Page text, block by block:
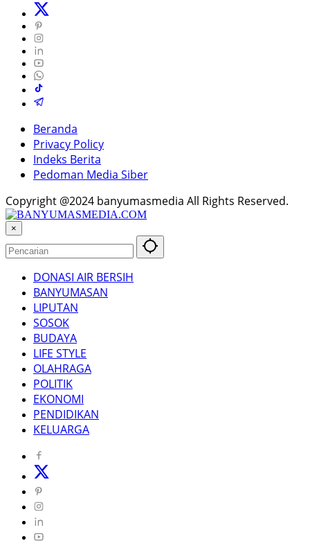
Beranda
Privacy Policy
Indeks Berita
Pedoman Media Siber
Copyright @2024 banyumasmedia All Rights Reserved.
×
DONASI AIR BERSIH
BANYUMASAN
LIPUTAN
SOSOK
BUDAYA
LIFE STYLE
OLAHRAGA
POLITIK
EKONOMI
PENDIDIKAN
KELUARGA